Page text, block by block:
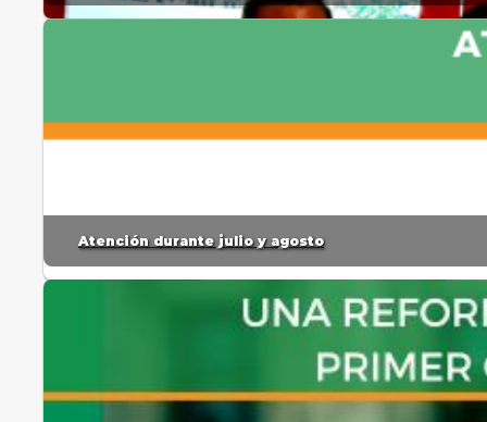
Atención durante julio y agosto